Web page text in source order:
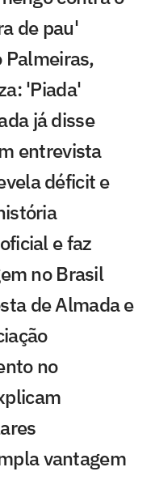
de pau'
Palmeiras,
'Piada'
já disse
entrevista
déficit e
e faz
no Brasil
de Almada e
no
vantagem